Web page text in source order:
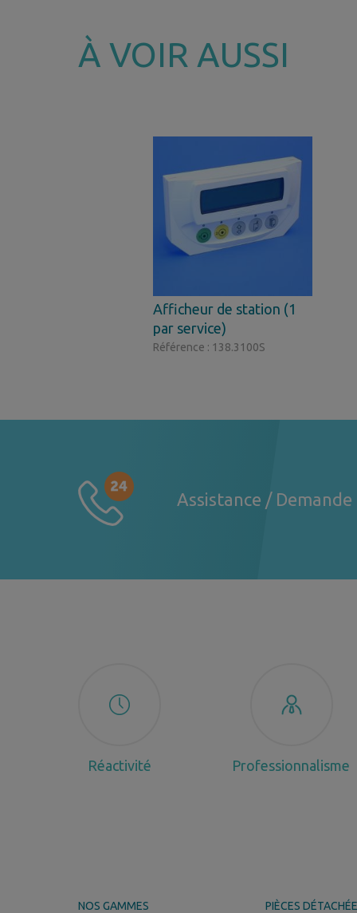
À VOIR AUSSI
Afficheur de station (1
par service)
Référence : 138.3100S
Assistance /
Réactivité Professionnalisme
NOS GAMMES PIÈCES